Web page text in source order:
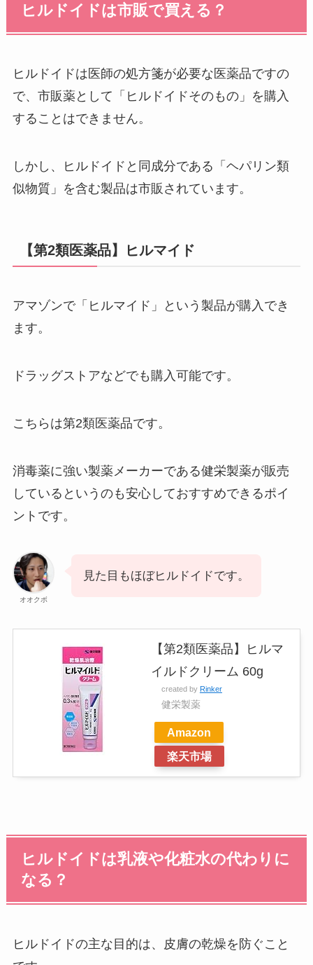
ヒルドイドは市販で買える？
ヒルドイドは医師の処方箋が必要な医薬品ですの
で、市販薬として「ヒルドイドそのもの」を購入
することはできません。
しかし、ヒルドイドと同成分である「ヘパリン類
似物質」を含む製品は市販されています。
【第2類医薬品】ヒルマイド
アマゾンで「ヒルマイド」という製品が購入でき
ます。
ドラッグストアなどでも購入可能です。
こちらは第2類医薬品です。
消毒薬に強い製薬メーカーである健栄製薬が販売
しているというのも安心しておすすめできるポイ
ントです。
オオクボ
見た目もほぼヒルドイドです。
【第2類医薬品】ヒルマ
イルドクリーム 60g
created by Rinker
健栄製薬
Amazon
楽天市場
ヒルドイドは乳液や化粧水の代わりに
なる？
ヒルドイドの主な目的は、皮膚の乾燥を防ぐこと